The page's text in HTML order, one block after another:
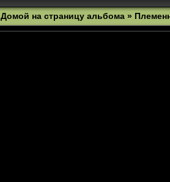
Домой на страницу альбома »